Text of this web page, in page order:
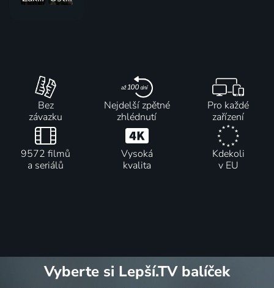
Bez
závazku
Nejdelší zpětné
zhlédnutí
Pro každé
zařízení
9572 filmů
a seriálů
Vysoká
kvalita
Kdekoli
v EU
Vyberte si Lepší.TV balíček